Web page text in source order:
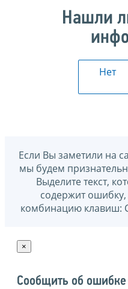
Нашли
Нет
Если Вы заметили на
мы будем
Выделите текст,
содержит
комбинацию клавиш:
×
Сообщить об ошибке